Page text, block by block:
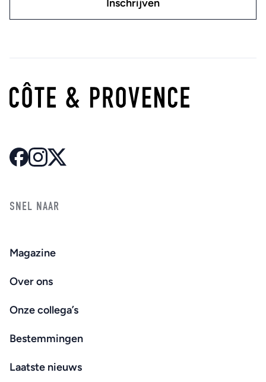
SNEL NAAR
Magazine
Over ons
Onze collega’s
Bestemmingen
Laatste nieuws